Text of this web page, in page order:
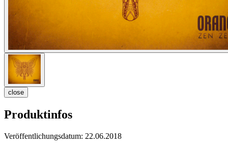
close
Produktinfos
Veröffentlichungsdatum: 22.06.2018